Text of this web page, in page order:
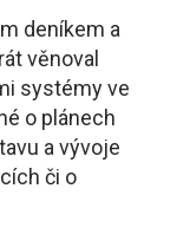
deníkem a
věnoval
systémy ve
o plánech
a vývoje
či o